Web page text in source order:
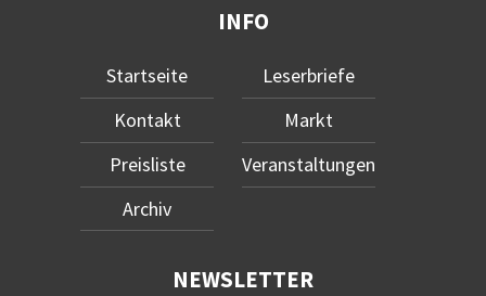
INFO
Startseite
Kontakt
Preisliste
Archiv
Leserbriefe
Markt
Veranstaltungen
NEWSLETTER